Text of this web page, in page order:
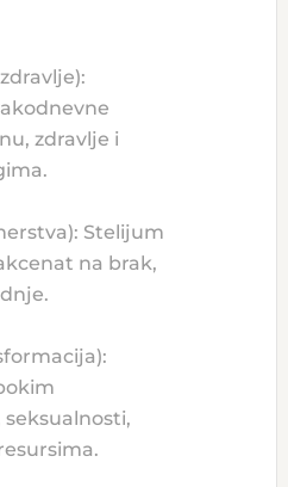
zdravlje i
Stelijum
na brak,